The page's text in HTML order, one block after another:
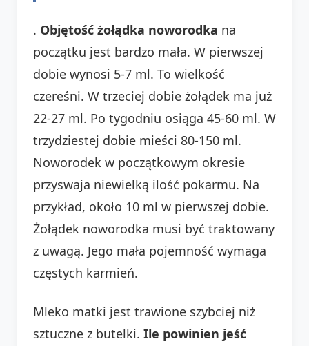
. Objętość żołądka noworodka na
początku jest bardzo mała. W pierwszej
dobie wynosi 5-7 ml. To wielkość
czereśni. W trzeciej dobie żołądek ma już
22-27 ml. Po tygodniu osiąga 45-60 ml. W
trzydziestej dobie mieści 80-150 ml.
Noworodek w początkowym okresie
przyswaja niewielką ilość pokarmu. Na
przykład, około 10 ml w pierwszej dobie.
Żołądek noworodka musi być traktowany
z uwagą. Jego mała pojemność wymaga
częstych karmień.
Mleko matki jest trawione szybciej niż
sztuczne z butelki. Ile powinien jeść